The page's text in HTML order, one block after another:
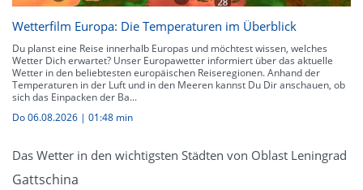
Wetterfilm Europa: Die Temperaturen im Überblick
Du planst eine Reise innerhalb Europas und möchtest wissen, welches
Wetter Dich erwartet? Unser Europawetter informiert über das aktuelle
Wetter in den beliebtesten europäischen Reiseregionen. Anhand der
Temperaturen in der Luft und in den Meeren kannst Du Dir anschauen, ob
sich das Einpacken der Ba...
Do 06.08.2026 | 01:48 min
Das Wetter in den wichtigsten Städten von Oblast Leningrad
Gattschina